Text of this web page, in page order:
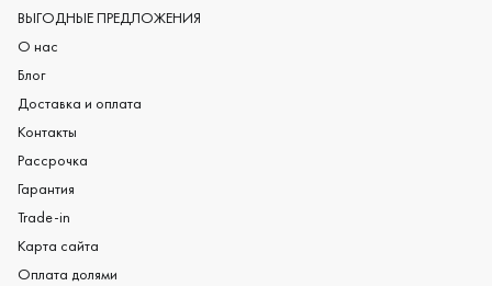
Черные обручальные кольца
ВЫГОДНЫЕ ПРЕДЛОЖЕНИЯ
О нас
Блог
Доставка и оплата
Контакты
Рассрочка
Гарантия
Trade-in
Карта сайта
Оплата долями